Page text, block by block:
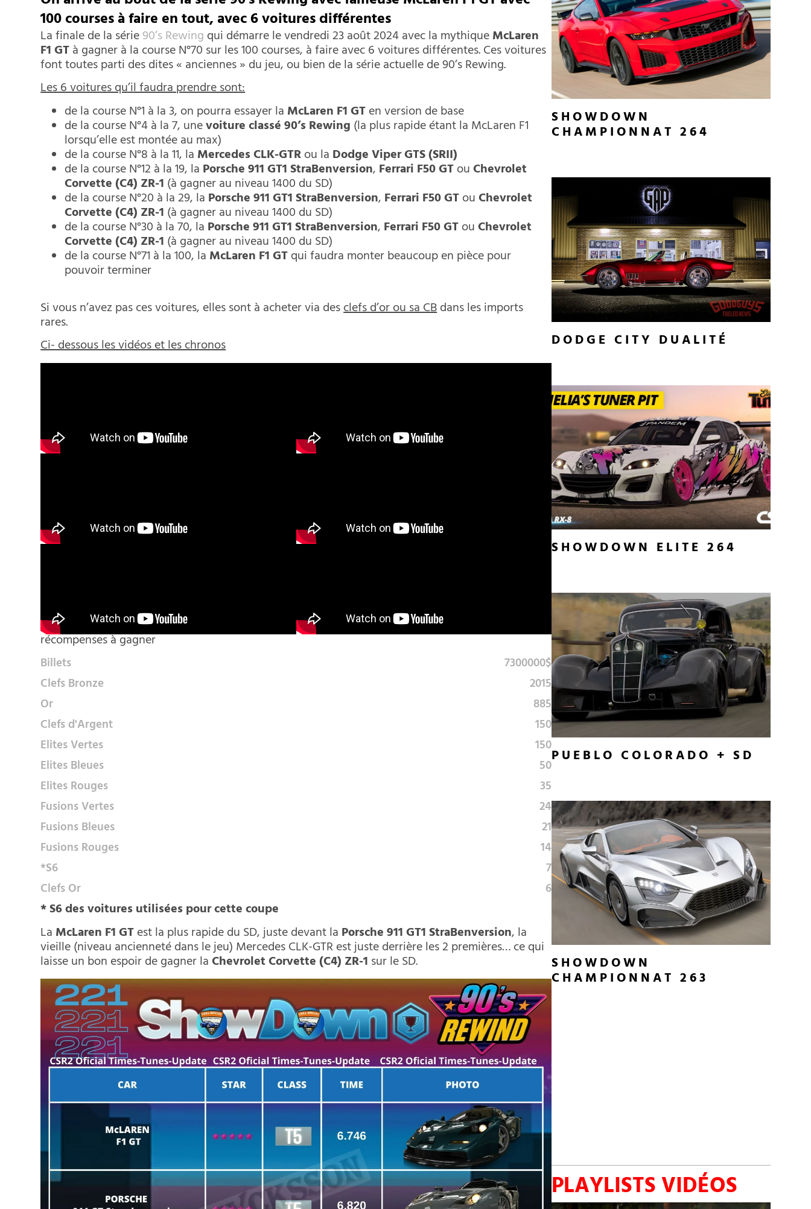
100 courses à faire en tout, avec 6 voitures différentes
La finale de la série90’s Rewingqui démarre le vendredi 23 août 2024 avec la mythiqueMcLaren
F1 GTà gagner à la course N°70 sur les 100 courses, à faire avec 6 voitures différentes. Ces voitures
font toutes parti des dites « anciennes » du jeu, ou bien de la série actuelle de 90’s Rewing.
Les 6 voitures qu’il faudra prendre sont:
de la course N°1 à la 3, on pourra essayer laMcLaren F1 GTen version de base
de la course N°4 à la 7, unevoiture classé 90’s Rewing(la plus rapide étant la McLaren F1
lorsqu’elle est montée au max)
de la course N°8 à la 11, laMercedes CLK-GTRou laDodge Viper GTS (SRII)
de la course N°12 à la 19, laPorsche 911 GT1 StraBenversion,Ferrari F50 GTouChevrolet
Corvette (C4) ZR-1(à gagner au niveau 1400 du SD)
de la course N°20 à la 29, laPorsche 911 GT1 StraBenversion,Ferrari F50 GTouChevrolet
Corvette (C4) ZR-1(à gagner au niveau 1400 du SD)
de la course N°30 à la 70, laPorsche 911 GT1 StraBenversion,Ferrari F50 GTouChevrolet
Corvette (C4) ZR-1(à gagner au niveau 1400 du SD)
de la course N°71 à la 100, laMcLaren F1 GTqui faudra monter beaucoup en pièce pour
pouvoir terminer
Si vous n’avez pas ces voitures, elles sont à acheter via desclefs d’or ou sa CBdans les imports
rares.
Ci- dessous les vidéos et les chronos
récompenses à gagner
Billets
7300000$
Clefs Bronze
2015
Or
885
Clefs d'Argent
150
Elites Vertes
150
Elites Bleues
50
Elites Rouges
35
Fusions Vertes
24
Fusions Bleues
21
Fusions Rouges
14
*S6
7
Clefs Or
6
* S6 des voitures utilisées pour cette coupe
LaMcLaren F1 GTest la plus rapide du SD, juste devant laPorsche 911 GT1 StraBenversion, la
vieille (niveau ancienneté dans le jeu) Mercedes CLK-GTR est juste derrière les 2 premières… ce qui
laisse un bon espoir de gagner laChevrolet Corvette (C4) ZR-1sur le SD.
SHOWDOWN
CHAMPIONNAT 264
DODGE CITY DUALITÉ
SHOWDOWN ELITE 264
PUEBLO COLORADO + SD
SHOWDOWN
CHAMPIONNAT 263
PLAYLISTS VIDÉOS